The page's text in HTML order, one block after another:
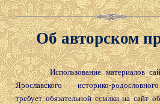
Об авторском
Использование материалов
Ярославского историко-
требует обязательной ссылки на сайт